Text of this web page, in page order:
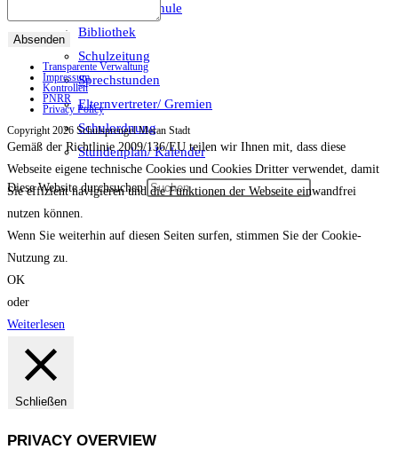
Abendmittelschule
Bibliothek
Schulzeitung
Sprechstunden
Elternvertreter/ Gremien
Schulordnung
Stundenplan/ Kalender
Diese Website durchsuchen
Absenden
Transparente Verwaltung
Impressum
Kontrollen
PNRR
Privacy Policy
Copyright 2026 Schulsprengel Meran Stadt
Gemäß der Richtlinie 2009/136/EU teilen wir Ihnen mit, dass diese
Webseite eigene technische Cookies und Cookies Dritter verwendet, damit
Sie effizient navigieren und die Funktionen der Webseite einwandfrei
nutzen können.
Wenn Sie weiterhin auf diesen Seiten surfen, stimmen Sie der Cookie-
Nutzung zu.
OK
oder
Weiterlesen
Schließen
PRIVACY OVERVIEW